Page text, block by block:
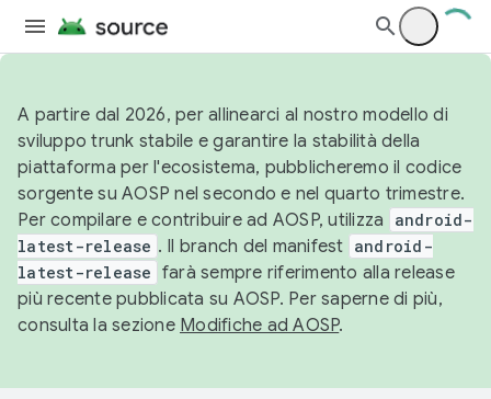
A partire dal 2026, per allinearci al nostro modello di
sviluppo trunk stabile e garantire la stabilità della
piattaforma per l'ecosistema, pubblicheremo il codice
sorgente su AOSP nel secondo e nel quarto trimestre.
Per compilare e contribuire ad AOSP, utilizza
android-
latest-release . Il branch del manifest android-
latest-release farà sempre riferimento alla release
più recente pubblicata su AOSP. Per saperne di più,
consulta la sezione Modifiche ad AOSP.